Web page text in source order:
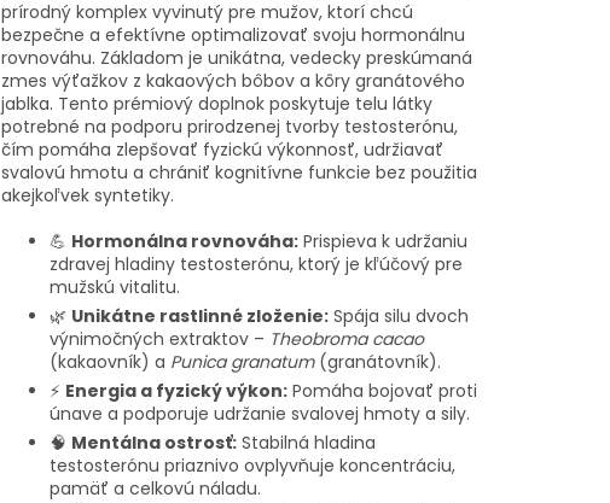
prírodný komplex vyvinutý pre mužov, ktorí chcú
bezpečne a efektívne optimalizovať svoju hormonálnu
rovnováhu. Základom je unikátna, vedecky preskúmaná
zmes výťažkov z kakaových bôbov a kôry granátového
jablka. Tento prémiový doplnok poskytuje telu látky
potrebné na podporu prirodzenej tvorby testosterónu,
čím pomáha zlepšovať fyzickú výkonnosť, udržiavať
svalovú hmotu a chrániť kognitívne funkcie bez použitia
akejkoľvek syntetiky.
💪 Hormonálna rovnováha:Prispieva k udržaniu
zdravej hladiny testosterónu, ktorý je kľúčový pre
mužskú vitalitu.
🌿 Unikátne rastlinné zloženie:Spája silu dvoch
výnimočných extraktov – Theobroma cacao
(kakaovník) a Punica granatum(granátovník).
⚡ Energia a fyzický výkon:Pomáha bojovať proti
únave a podporuje udržanie svalovej hmoty a sily.
🧠 Mentálna ostrosť:Stabilná hladina
testosterónu priaznivo ovplyvňuje koncentráciu,
pamäť a celkovú náladu.